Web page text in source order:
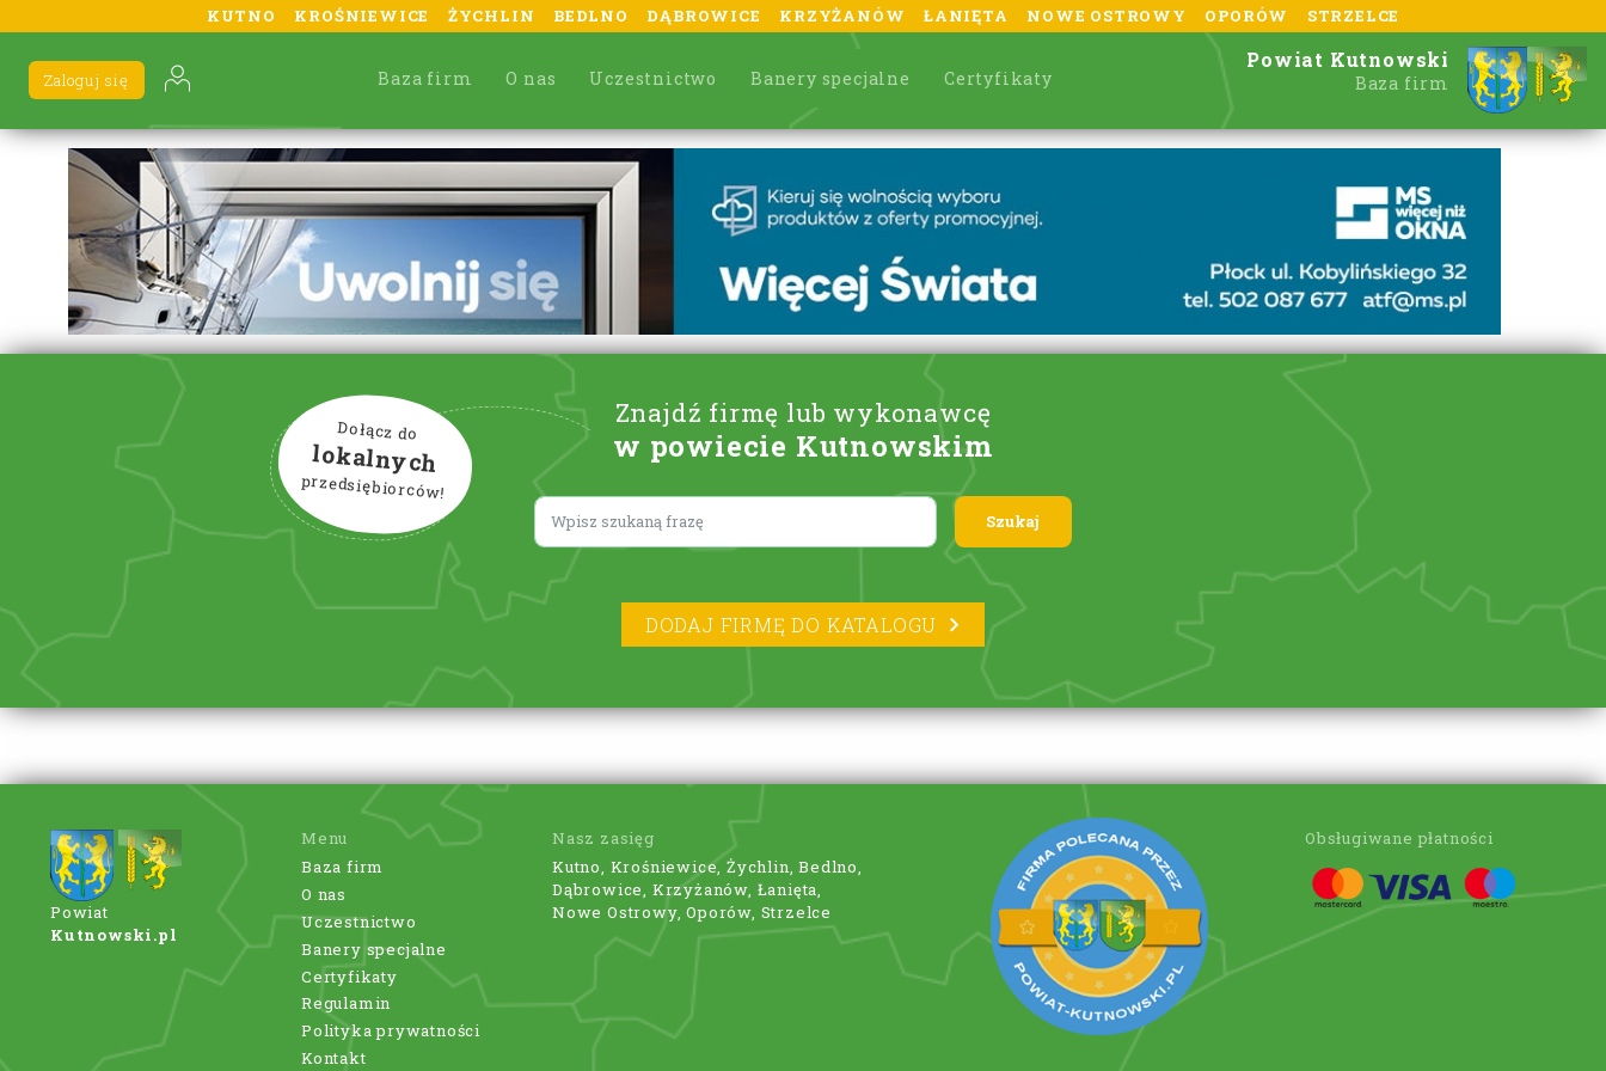
KUTNO KROŚNIEWICE ŻYCHLIN BEDLNO DĄBROWICE KRZYŻANÓW ŁANIĘTA NOWE OSTROWY OPORÓW STRZELCE
Baza firm O nas Uczestnictwo Banery specjalne Certyfikaty
Zaloguj się
Powiat Kutnowski
Baza firm
Znajdź firmę lub wykonawcę
w powiecie Kutnowskim
Dołącz do
lokalnych
przedsiębiorców!
Lorem ipsum
DODAJ FIRMĘ DO KATALOGU
Powiat
Kutnowski.pl
Menu
Baza firm
O nas
Uczestnictwo
Banery specjalne
Certyfikaty
Regulamin
Polityka prywatności
Kontakt
Nasz zasięg
Kutno, Krośniewice, Żychlin, Bedlno,
Dąbrowice, Krzyżanów, Łanięta,
Nowe Ostrowy, Oporów, Strzelce
Obsługiwane płatności